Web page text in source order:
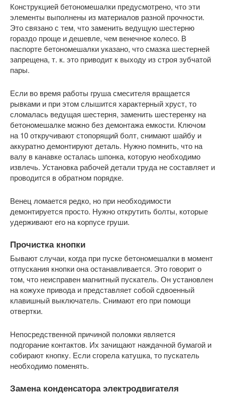
Конструкцией бетономешалки предусмотрено, что эти
элементы выполнены из материалов разной прочности.
Это связано с тем, что заменить ведущую шестерню
гораздо проще и дешевле, чем венечное колесо. В
паспорте бетономешалки указано, что смазка шестерней
запрещена, т. к. это приводит к выходу из строя зубчатой
пары.
Если во время работы груша смесителя вращается
рывками и при этом слышится характерный хруст, то
сломалась ведущая шестерня, заменить шестеренку на
бетономешалке можно без демонтажа емкости. Ключом
на 10 откручивают стопорящий болт, снимают шайбу и
аккуратно демонтируют деталь. Нужно помнить, что на
валу в канавке осталась шпонка, которую необходимо
извлечь. Установка рабочей детали труда не составляет и
проводится в обратном порядке.
Венец ломается редко, но при необходимости
демонтируется просто. Нужно открутить болты, которые
удерживают его на корпусе груши.
Прочистка кнопки
Бывают случаи, когда при пуске бетономешалки в момент
отпускания кнопки она останавливается. Это говорит о
том, что неисправен магнитный пускатель. Он установлен
на кожухе привода и представляет собой сдвоенный
клавишный выключатель. Снимают его при помощи
отвертки.
Непосредственной причиной поломки является
подгорание контактов. Их зачищают наждачной бумагой и
собирают кнопку. Если сгорела катушка, то пускатель
необходимо поменять.
Замена конденсатора электродвигателя